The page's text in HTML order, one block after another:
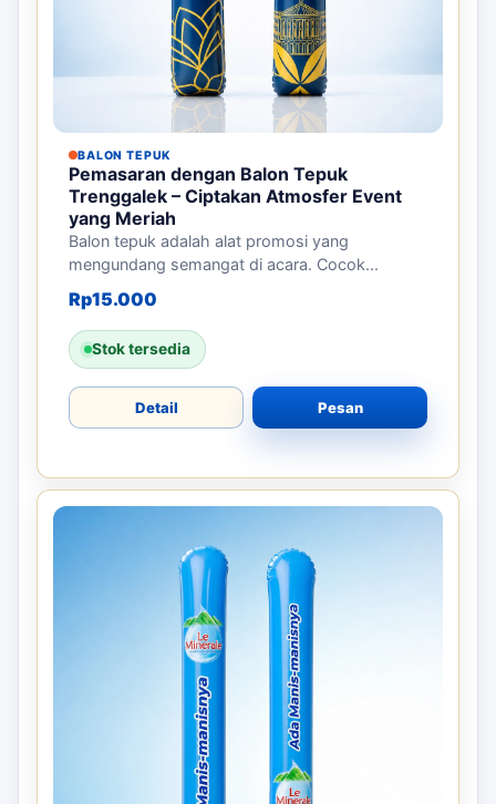
BALON TEPUK
Pemasaran dengan Balon Tepuk
Trenggalek – Ciptakan Atmosfer Event
yang Meriah
Balon tepuk adalah alat promosi yang
mengundang semangat di acara. Cocok...
Rp15.000
Stok tersedia
Detail Pesan